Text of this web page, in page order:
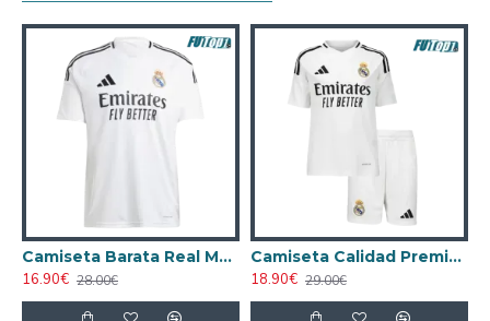
Camiseta Barata Real Madrid Primera Equipación 2024/25
16.90€ 28.00€
Camiseta Calidad Premium Real Madrid Home 2024/25 Niño
18.90€ 29.00€